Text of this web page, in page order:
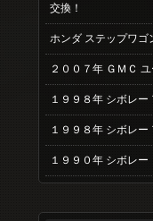
交換！
ホンダ ステップワゴ
２００７年 ＧＭＣ
１９９８年 シボレー
１９９８年 シボレー
１９９０年 シボレー